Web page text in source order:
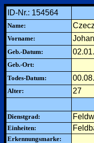
ID-Nr.: 154564
Name:
Vorname:
Geb.-Datum:
Geb.-Ort:
Todes-Datum:
Alter:
27
Dienstgrad:
Einheiten:
Erkennungsmarke: